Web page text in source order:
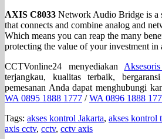
AXIS C8033 Network Audio Bridge is a
that connects and combine analog and
Which means you can reap the many
protecting the value of your investment in
CCTVonline24 menyediakan
terjangkau, kualitas terbaik,
pemesanan Anda dapat menghubungi
WA 0895 1888 1777 /WA 0896 1888
Tags: akses kontrol Jakarta, akses kontrol
axis cctv, cctv, cctv axis